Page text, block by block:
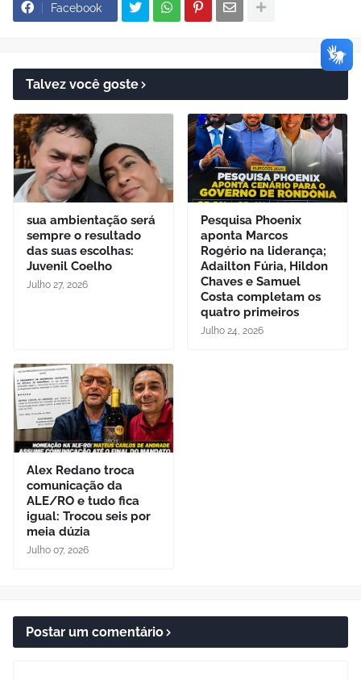
Facebook
Talvez você goste
sua ambientação será
sempre o resultado
das suas escolhas:
Juvenil Coelho
Julho 27, 2026
Pesquisa Phoenix
aponta Marcos
Rogério na liderança;
Adailton Fúria, Hildon
Chaves e Samuel
Costa completam os
quatro primeiros
Julho 24, 2026
Alex Redano troca
comunicação da
ALE/RO e tudo fica
igual: Trocou seis por
meia dúzia
Julho 07, 2026
Postar um comentário